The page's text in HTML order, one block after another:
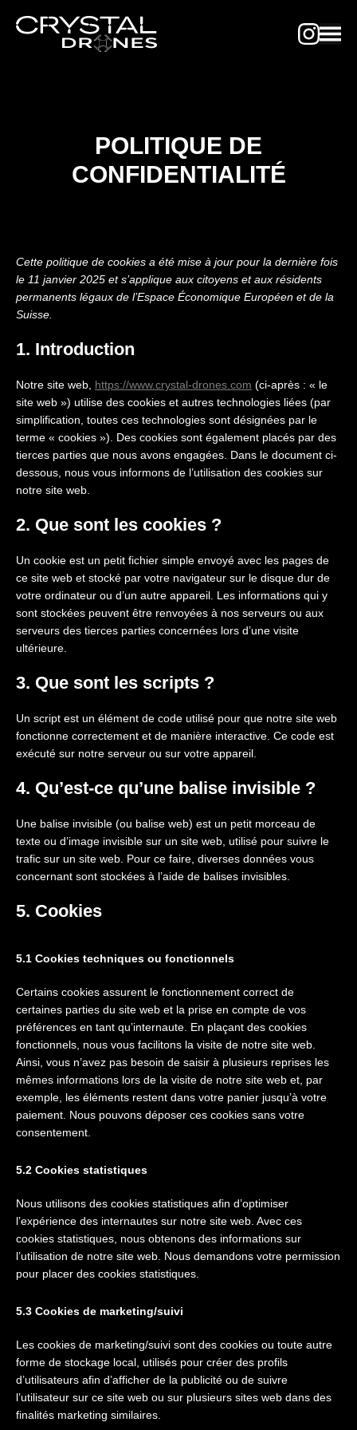
POLITIQUE DE
CONFIDENTIALITÉ
Cette politique de cookies a été mise à jour pour la dernière fois
le 11 janvier 2025 et s’applique aux citoyens et aux résidents
permanents légaux de l’Espace Économique Européen et de la
Suisse.
1. Introduction
Notre site web, https://www.crystal-drones.com (ci-après : « le
site web ») utilise des cookies et autres technologies liées (par
simplification, toutes ces technologies sont désignées par le
terme « cookies »). Des cookies sont également placés par des
tierces parties que nous avons engagées. Dans le document ci-
dessous, nous vous informons de l’utilisation des cookies sur
notre site web.
2. Que sont les cookies ?
Un cookie est un petit fichier simple envoyé avec les pages de
ce site web et stocké par votre navigateur sur le disque dur de
votre ordinateur ou d’un autre appareil. Les informations qui y
sont stockées peuvent être renvoyées à nos serveurs ou aux
serveurs des tierces parties concernées lors d’une visite
ultérieure.
3. Que sont les scripts ?
Un script est un élément de code utilisé pour que notre site web
fonctionne correctement et de manière interactive. Ce code est
exécuté sur notre serveur ou sur votre appareil.
4. Qu’est-ce qu’une balise invisible ?
Une balise invisible (ou balise web) est un petit morceau de
texte ou d’image invisible sur un site web, utilisé pour suivre le
trafic sur un site web. Pour ce faire, diverses données vous
concernant sont stockées à l’aide de balises invisibles.
5. Cookies
5.1 Cookies techniques ou fonctionnels
Certains cookies assurent le fonctionnement correct de
certaines parties du site web et la prise en compte de vos
préférences en tant qu’internaute. En plaçant des cookies
fonctionnels, nous vous facilitons la visite de notre site web.
Ainsi, vous n’avez pas besoin de saisir à plusieurs reprises les
mêmes informations lors de la visite de notre site web et, par
exemple, les éléments restent dans votre panier jusqu’à votre
paiement. Nous pouvons déposer ces cookies sans votre
consentement.
5.2 Cookies statistiques
Nous utilisons des cookies statistiques afin d’optimiser
l’expérience des internautes sur notre site web. Avec ces
cookies statistiques, nous obtenons des informations sur
l’utilisation de notre site web. Nous demandons votre permission
pour placer des cookies statistiques.
5.3 Cookies de marketing/suivi
Les cookies de marketing/suivi sont des cookies ou toute autre
forme de stockage local, utilisés pour créer des profils
d’utilisateurs afin d’afficher de la publicité ou de suivre
l’utilisateur sur ce site web ou sur plusieurs sites web dans des
finalités marketing similaires.